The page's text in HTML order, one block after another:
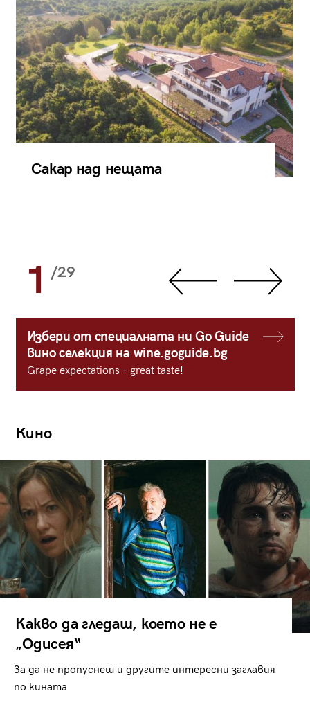
Сакар над нещата
1 /29
Избери от специалната ни Go Guide
вино селекция на wine.goguide.bg
Grape expectations - great taste!
Кино
Какво да гледаш, което не е
„Одисея“
За да не пропуснеш и другите интересни заглавия
по кината